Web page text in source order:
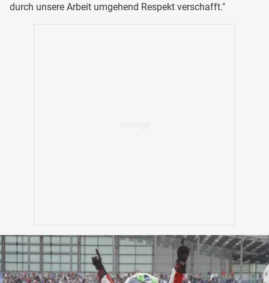
durch unsere Arbeit umgehend Respekt verschafft."